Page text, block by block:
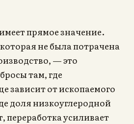
прямое значение.
не была потрачена
— это
там, где
зависит от ископаемого
доля низкоуглеродной
переработка усиливает